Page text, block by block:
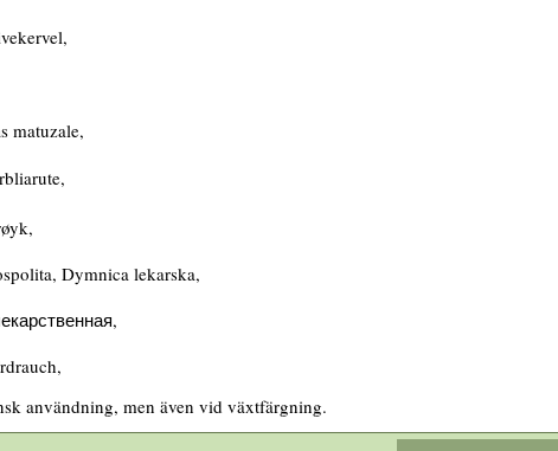
matuzale,
Dymnica lekarska,
användning, men även vid växtfärgning.